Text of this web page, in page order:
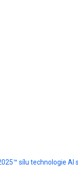
sílu technologie AI s